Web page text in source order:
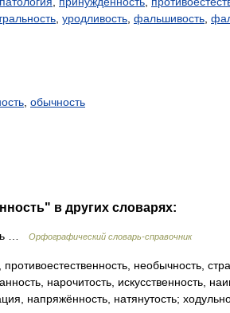
уродливость фальшивость
обычность
в других словарях:
… Орфографический словарь-справочник
необычность,
нарочитость, искусственность,
напряжённость, натянутость;